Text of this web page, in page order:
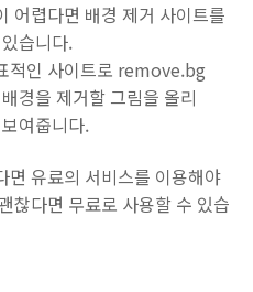
어렵다면 배경 제거 사이트를
습니다.
적인 사이트로 remove.bg
경을 제거할 그림을 올리
여줍니다.
면 유료의 서비스를 이용해야
찮다면 무료로 사용할 수 있습